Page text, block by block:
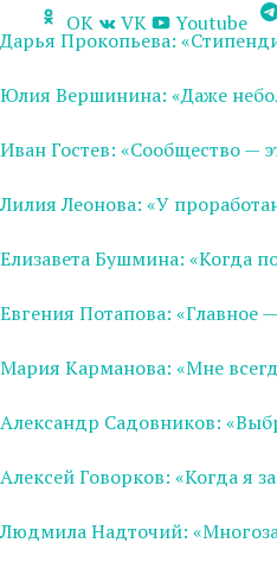
OK
VK Youtube
Дарья Прокопьева:
Юлия Вершинина: «Даже
Иван Гостев: «Сообщество —
Лилия Леонова: «У
Елизавета Бушмина: «Когда
Евгения Потапова: «Главное
Мария Карманова: «Мне
Александр Садовников:
Алексей Говорков: «Когда я
Людмила Надточий: